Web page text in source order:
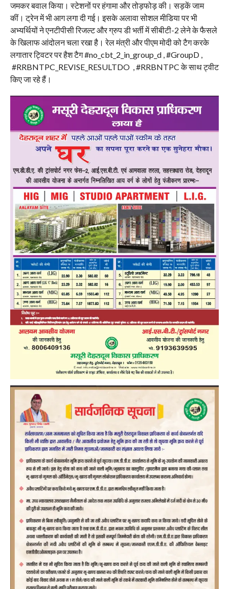
जमकर बवाल किया। स्टेशनों पर हंगामा और तोड़फोड़ की। सड़कें जाम
कीं। ट्रेन में भी आग लगा दी गई। इसके अलावा सोशल मीडिया पर भी
अभ्यर्थियों ने एनटीपीसी रिजल्ट और ग्रुप डी भर्ती में सीबीटी-2 लेने के फैसले
के खिलाफ आंदोलन चला रखा है। रेल मंत्री और पीएम मोदी को टैग करके
लगातार ट्विटर पर हैश टैग #no_cbt_2_in_group_d , #GroupD ,
#RRBNTPC_REVISE_RESULTDO , #RRBNTPC के साथ ट्वीट
किए जा रहे हैं।